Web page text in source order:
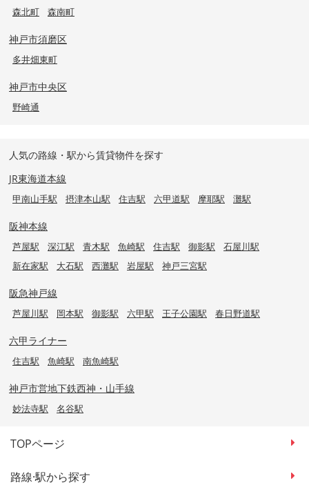
森北町
森南町
神戸市須磨区
多井畑東町
神戸市中央区
野崎通
人気の路線・駅から賃貸物件を探す
JR東海道本線
甲南山手駅 摂津本山駅 住吉駅 六甲道駅 摩耶駅 灘駅
阪神本線
芦屋駅 深江駅 青木駅 魚崎駅 住吉駅 御影駅
石屋川駅
新在家駅
大石駅 西灘駅 岩屋駅 神戸三宮駅
阪急神戸線
芦屋川駅 岡本駅 御影駅 六甲駅 王子公園駅 春日野道駅
六甲ライナー
住吉駅 魚崎駅 南魚崎駅
神戸市営地下鉄西神・山手線
妙法寺駅 名谷駅
TOPページ
路線·駅から探す